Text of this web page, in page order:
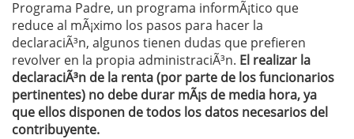
Programa Padre, un programa informÃ¡tico que
reduce al mÃ¡ximo los pasos para hacer la
declaraciÃ³n, algunos tienen dudas que prefieren
revolver en la propia administraciÃ³n. El realizar la
declaraciÃ³n de la renta (por parte de los funcionarios
pertinentes) no debe durar mÃ¡s de media hora, ya
que ellos disponen de todos los datos necesarios del
contribuyente.